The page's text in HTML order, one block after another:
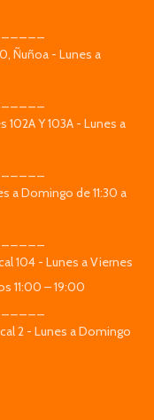
Ñuñoa - Lunes a
Y 103A - Lunes a
a Domingo de 11:30 a
104 - Lunes a Viernes
11:00 – 19:00
2 - Lunes a Domingo